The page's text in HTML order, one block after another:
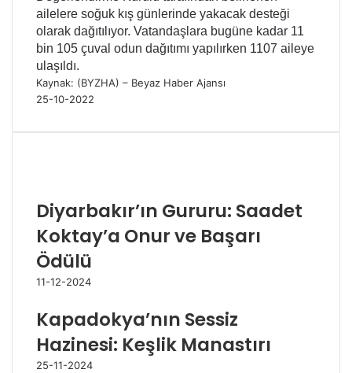
ailelere soğuk kış günlerinde yakacak desteği
olarak dağıtılıyor. Vatandaşlara bugüne kadar 11
bin 105 çuval odun dağıtımı yapılırken 1107 aileye
ulaşıldı.
Kaynak: (BYZHA) – Beyaz Haber Ajansı
25-10-2022
Diyarbakır’ın Gururu: Saadet
Koktay’a Onur ve Başarı
Ödülü
11-12-2024
Kapadokya’nın Sessiz
Hazinesi: Keşlik Manastırı
25-11-2024